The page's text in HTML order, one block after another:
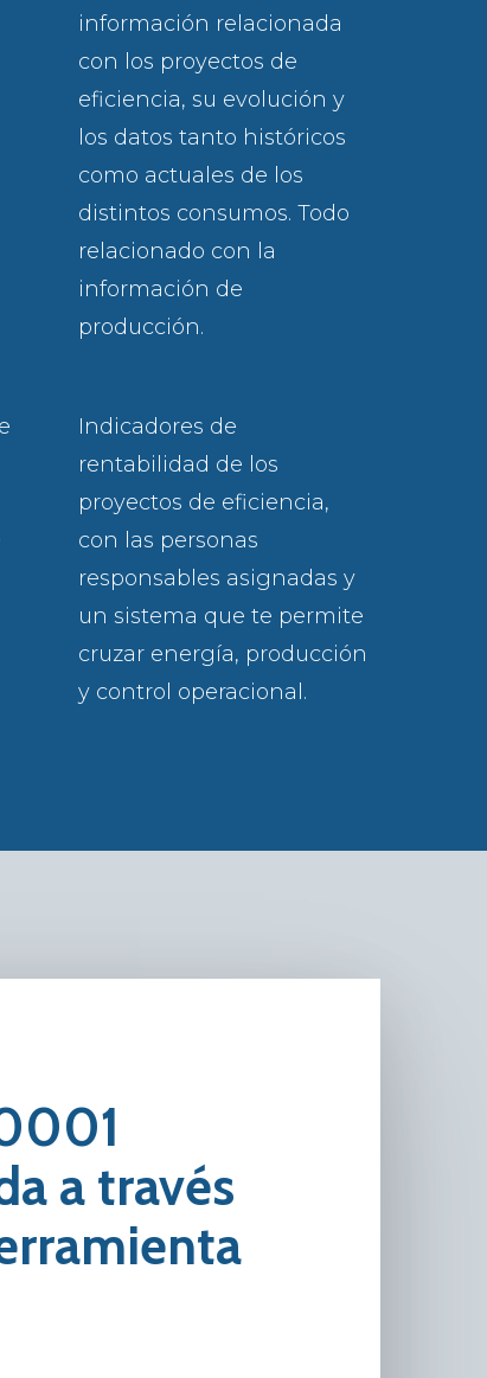
información relacionada
con los proyectos de
eficiencia, su evolución y
los datos tanto históricos
como actuales de los
distintos consumos. Todo
relacionado con la
información de
producción.
Indicadores de
rentabilidad de los
proyectos de eficiencia,
con las personas
responsables asignadas y
un sistema que te permite
cruzar energía, producción
y control operacional.
a travésLas Mercedes 23, bajo
48930 Getxo
Bizkaia, SP